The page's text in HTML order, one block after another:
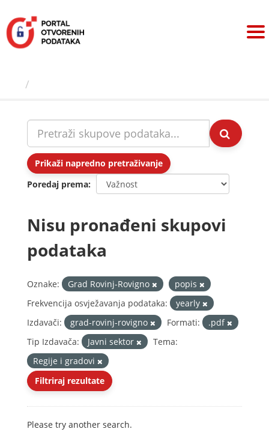
sadržaj
Prikaži napredno pretraživanje
Poredaj prema
Nisu pronađeni skupovi
podataka
Oznake: Grad Rovinj-Rovigno
popis
Frekvencija osvježavanja podataka:
yearly
Izdavači:
grad-rovinj-rovigno Formati:
.pdf
Tip Izdavača:
Javni sektor
Tema:
Regije i gradovi
Filtriraj rezultate
Please try another search.